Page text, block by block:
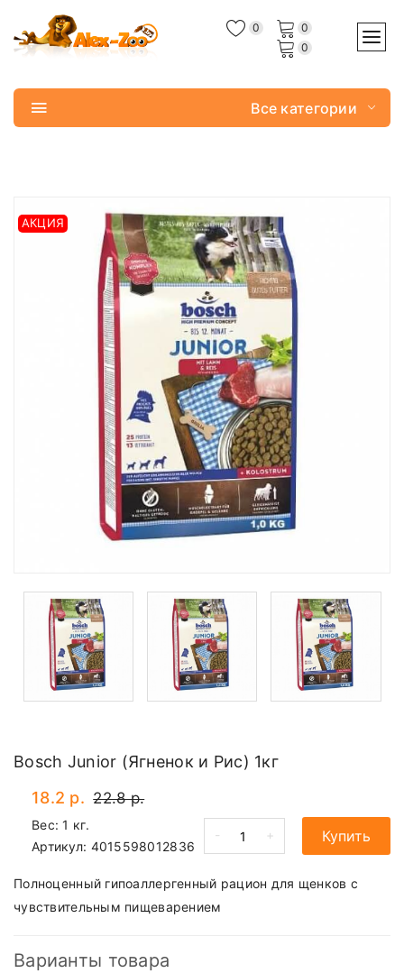
0
0
0
Все категории
АКЦИЯ
Bosch Junior (Ягненок и Рис) 1кг
18.2 р. 22.8 р.
Вес: 1 кг.
Артикул: 4015598012836
- + Купить
Полноценный гипоаллергенный рацион для щенков с
чувствительным пищеварением
Варианты товара